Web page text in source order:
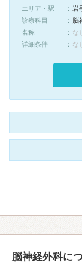
エリア・駅
岩
診療科目
脳
名称
なし
詳細条件
な
脳神経外科に